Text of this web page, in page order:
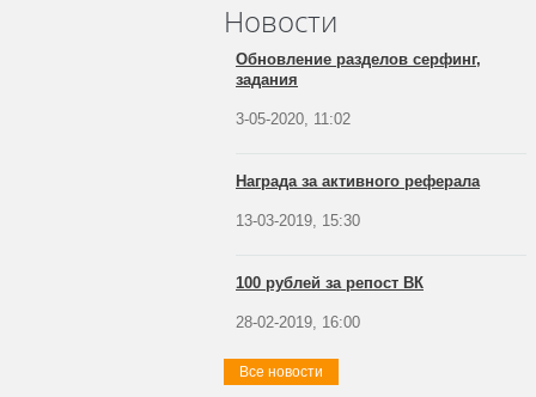
Новости
Обновление разделов серфинг,
задания
3-05-2020, 11:02
Награда за активного реферала
13-03-2019, 15:30
100 рублей за репост ВК
28-02-2019, 16:00
Все новости